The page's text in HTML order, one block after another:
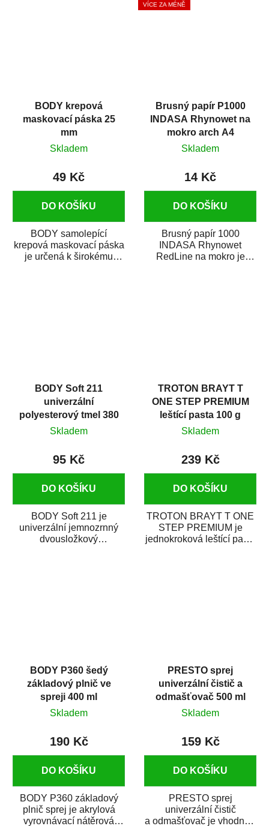
BODY krepová
maskovací páska 25
mm
Skladem
49 Kč
DO KOŠÍKU
BODY samolepící
krepová maskovací páska
je určená k širokému
VÍCE ZA MÉNĚ
Brusný papír P1000
INDASA Rhynowet na
mokro arch A4
Skladem
14 Kč
DO KOŠÍKU
Brusný papír 1000
INDASA Rhynowet
RedLine na mokro je
BODY Soft 211
univerzální
polyesterový tmel 380
g
Skladem
95 Kč
DO KOŠÍKU
BODY Soft 211 je
univerzální jemnozrnný
dvousložkový
TROTON BRAYT T
ONE STEP PREMIUM
leštící pasta 100 g
Skladem
239 Kč
DO KOŠÍKU
TROTON BRAYT T ONE
STEP PREMIUM je
jednokroková leštící pasta
BODY P360 šedý
základový plnič ve
spreji 400 ml
Skladem
190 Kč
DO KOŠÍKU
BODY P360 základový
plnič sprej je akrylová
vyrovnávací nátěrová
PRESTO sprej
univerzální čistič a
odmašťovač 500 ml
Skladem
159 Kč
DO KOŠÍKU
PRESTO sprej
univerzální čistič
a odmašťovač je vhodný k